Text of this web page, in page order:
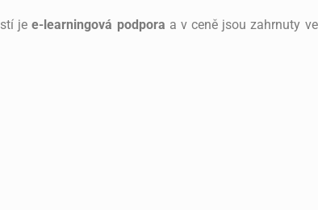
jee-learningová podpora a v ceně jsou zahrnuty